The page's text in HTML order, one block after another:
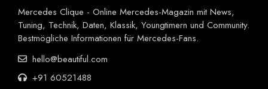
Mercedes Clique - Online Mercedes-Magazin mit News,
Tuning, Technik, Daten, Klassik, Youngtimern und Community.
Bestmögliche Informationen für Mercedes-Fans.
hello@beautiful.com
+91 60521488